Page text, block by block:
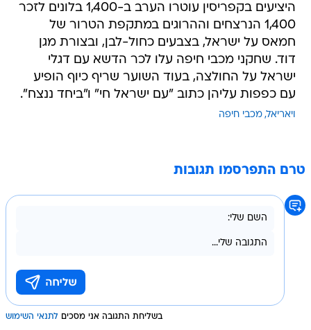
היציעים בקפריסין עוטרו הערב ב-1,400 בלונים לזכר
1,400 הנרצחים וההרוגים במתקפת הטרור של
חמאס על ישראל, בצבעים כחול-לבן, ובצורת מגן
דוד. שחקני מכבי חיפה עלו לכר הדשא עם דגלי
ישראל על החולצה, בעוד השוער שריף כיוף הופיע
עם כפפות עליהן כתוב "עם ישראל חי" ו"ביחד ננצח".
ויאריאל מכבי חיפה
טרם התפרסמו תגובות
בשליחת התגובה אני מסכים לתנאי השימוש